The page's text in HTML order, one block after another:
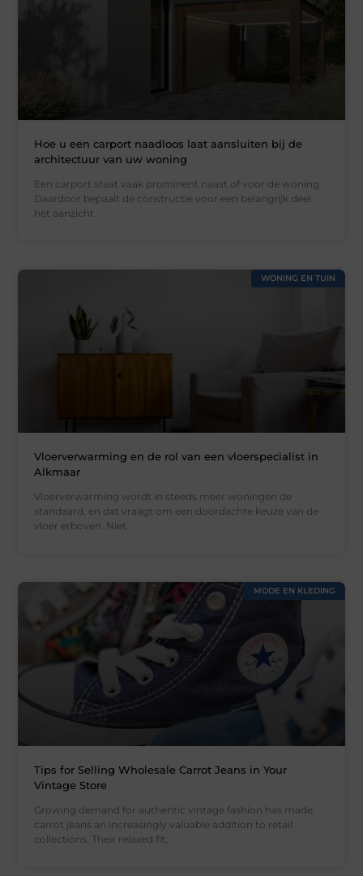
Hoe u een carport naadloos laat aansluiten bij de
architectuur van uw woning
Een carport staat vaak prominent naast of voor de woning.
Daardoor bepaalt de constructie voor een belangrijk deel
het aanzicht
WONING EN TUIN
Vloerverwarming en de rol van een vloerspecialist in
Alkmaar
Vloerverwarming wordt in steeds meer woningen de
standaard, en dat vraagt om een doordachte keuze van de
vloer erboven. Niet
MODE EN KLEDING
Tips for Selling Wholesale Carrot Jeans in Your
Vintage Store
Growing demand for authentic vintage fashion has made
carrot jeans an increasingly valuable addition to retail
collections. Their relaxed fit,